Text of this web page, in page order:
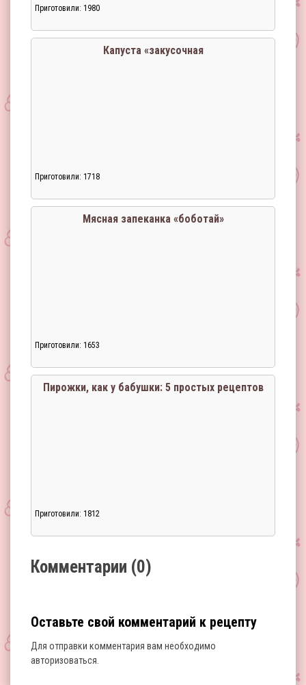
Приготовили: 1980
Капуста «закусочная
Приготовили: 1718
Мясная запеканка «боботай»
Приготовили: 1653
Пирожки, как у бабушки: 5 простых рецептов
Приготовили: 1812
Комментарии (0)
Оставьте свой комментарий к рецепту
Для отправки комментария вам необходимо
авторизоваться